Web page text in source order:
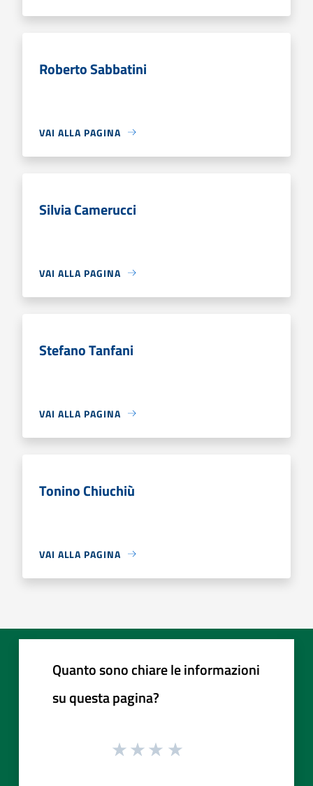
Roberto Sabbatini
VAI ALLA PAGINA
Silvia Camerucci
VAI ALLA PAGINA
Stefano Tanfani
VAI ALLA PAGINA
Tonino Chiuchiù
VAI ALLA PAGINA
Quanto sono chiare le informazioni
su questa pagina?